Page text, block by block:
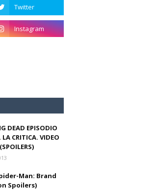
DEAD EPISODIO
LA CRITICA. VIDEO
Man: Brand
Spoilers)